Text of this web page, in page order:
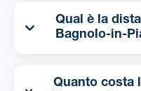
Qual è la distanza
Bagnolo-in-
Quanto costa